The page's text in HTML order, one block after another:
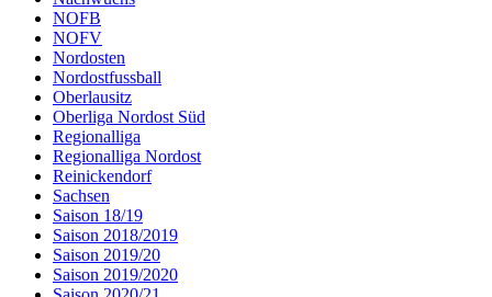
NOFB
NOFV
Nordosten
Nordostfussball
Oberlausitz
Oberliga Nordost Süd
Regionalliga
Regionalliga Nordost
Reinickendorf
Sachsen
Saison 18/19
Saison 2018/2019
Saison 2019/20
Saison 2019/2020